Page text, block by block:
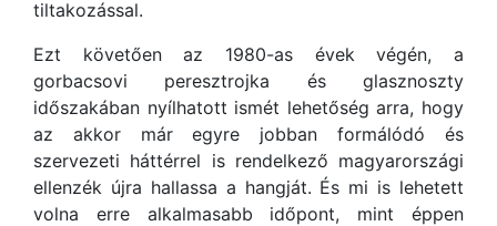
tiltakozással.
Ezt követően az 1980-as évek végén, a
gorbacsovi peresztrojka és glasznoszty
időszakában nyílhatott ismét lehetőség arra, hogy
az akkor már egyre jobban formálódó és
szervezeti háttérrel is rendelkező magyarországi
ellenzék újra hallassa a hangját. És mi is lehetett
volna erre alkalmasabb időpont, mint éppen